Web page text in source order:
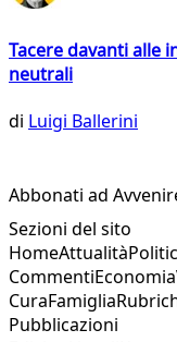
Tacere davanti alle
neutrali
di Luigi Ballerini
Abbonati ad
Sezioni del sito
HomeAttualità
CommentiEconomia
CuraFamiglia
Pubblicazioni